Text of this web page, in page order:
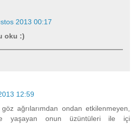
2013 00:17
oku :)
12:59
ağrılarımdan ondan etkilenmeyen,
yaşayan onun üzüntüleri ile içi